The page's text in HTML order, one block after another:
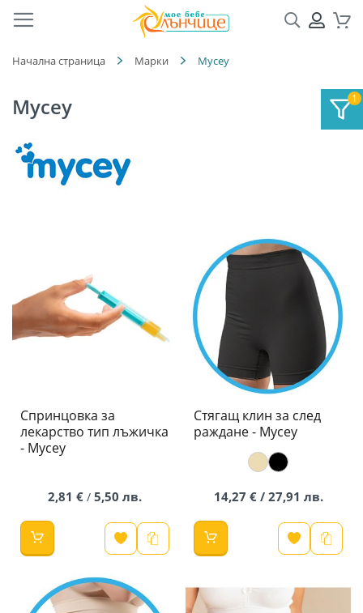
Търсене
Начална страница Марки Mycey
Mycey
Спринцовка за
лекарство тип лъжичка
- Mycey
2,81 € / 5,50 лв.
Стягащ клин за след
раждане - Mycey
14,27 € / 27,91 лв.